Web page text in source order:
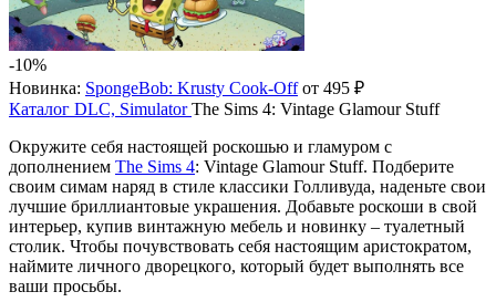
-10%
Новинка: SpongeBob: Krusty Cook-Offот 495 ₽
Каталог DLC, Simulator The Sims 4: Vintage Glamour Stuff
Окружите себя настоящей роскошью и гламуром с
дополнением The Sims 4: Vintage Glamour Stuff. Подберите
своим симам наряд в стиле классики Голливуда, наденьте свои
лучшие бриллиантовые украшения. Добавьте роскоши в свой
интерьер, купив винтажную мебель и новинку – туалетный
столик. Чтобы почувствовать себя настоящим аристократом,
наймите личного дворецкого, который будет выполнять все
ваши просьбы.